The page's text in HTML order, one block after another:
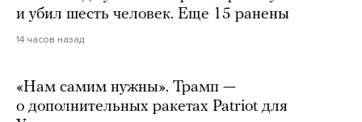
и убил шесть человек. Еще 15 ранены
14 часов назад
«Нам самим нужны». Трамп —
о дополнительных ракетах Patriot для